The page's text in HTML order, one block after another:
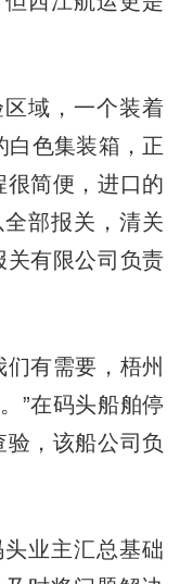
域，一个装着
白色集装箱，正
很简便，进口的
部报关，清关
关有限公司负责
有需要，梧州
”在码头船舶停
验，该船公司负
业主汇总基础